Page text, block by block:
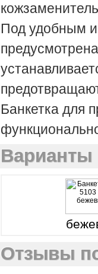
Под удобным и
Банкетка для
Варианты
Отзывы